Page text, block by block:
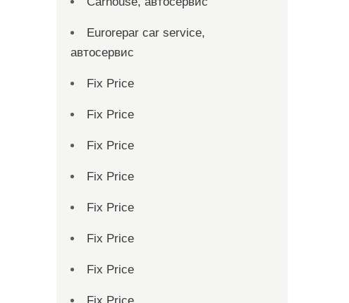
Eurorepar car service,
автосервис
Fix Price
Fix Price
Fix Price
Fix Price
Fix Price
Fix Price
Fix Price